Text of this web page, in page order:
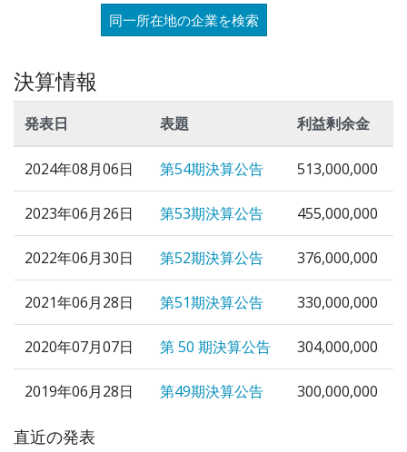
同一所在地の企業を検索
決算情報
発表日 表題 利益剰余金
2024年08月06日 第54期決算公告 513,000,000
2023年06月26日 第53期決算公告 455,000,000
2022年06月30日 第52期決算公告 376,000,000
2021年06月28日 第51期決算公告 330,000,000
2020年07月07日 第 50 期決算公告 304,000,000
2019年06月28日 第49期決算公告 300,000,000
直近の発表